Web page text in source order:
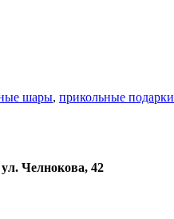
шары, прикольные подарки
Челнокова, 42